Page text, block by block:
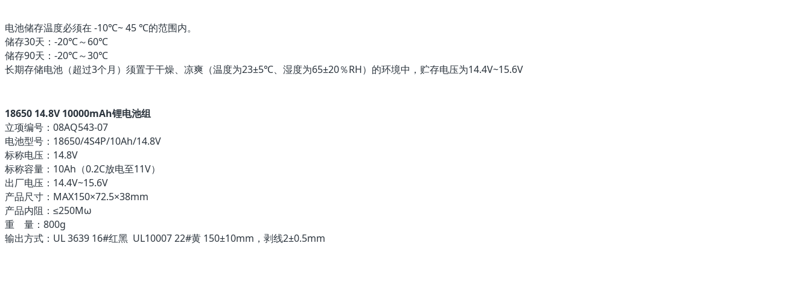
电池储存温度必须在 -10℃~ 45 ℃的范围内。
储存30天：-20℃～60℃
储存90天：-20℃～30℃
长期存储电池（超过3个月）须置于干燥、凉爽（温度为23±5℃、湿度为65±20％RH）的环境中，贮存电压为14.4V~15.6V
18650 14.8V 10000mAh锂电池组
立项编号：08AQ543-07
电池型号：18650/4S4P/10Ah/14.8V
标称电压：14.8V
标称容量：10Ah（0.2C放电至11V）
出厂电压：14.4V~15.6V
产品尺寸：MAX150×72.5×38mm
产品内阻：≤250Mω
重 量：800g
输出方式：UL 3639 16#红黑 UL10007 22#黄 150±10mm，剥线2±0.5mm